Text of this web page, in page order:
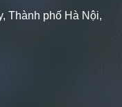
Thành phố Hà Nội,